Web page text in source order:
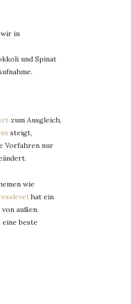
wir in
und Spinat
zum Ausgleich,
steigt,
Vorfahren nur
wie
hat ein
außen.
beste